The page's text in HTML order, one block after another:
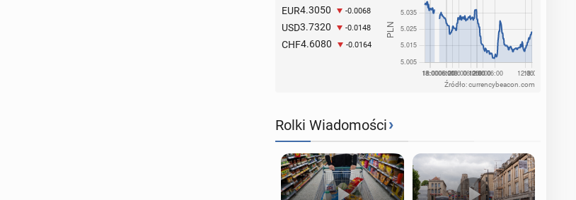
EUR4.3050 -0.0068
USD3.7320 -0.0148
CHF4.6080 -0.0164
Źródło: currencybeacon.com
Rolki Wiadomości›